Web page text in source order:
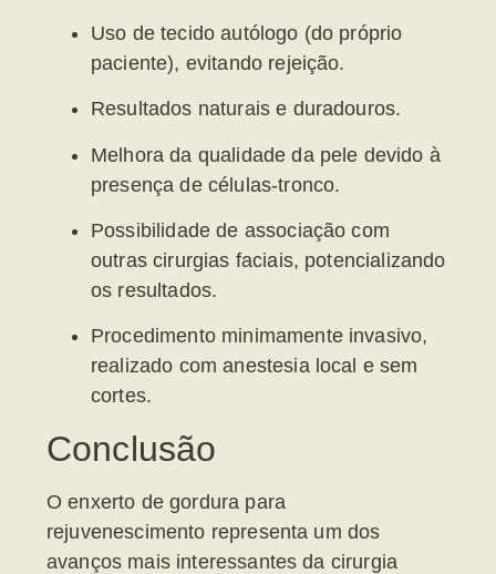
Uso de tecido autólogo (do próprio
paciente), evitando rejeição.
Resultados naturais e duradouros.
Melhora da qualidade da pele devido à
presença de células-tronco.
Possibilidade de associação com
outras cirurgias faciais, potencializando
os resultados.
Procedimento minimamente invasivo,
realizado com anestesia local e sem
cortes.
Conclusão
Oenxerto de gordura para
rejuvenescimento representa um dos
avanços mais interessantes da cirurgia